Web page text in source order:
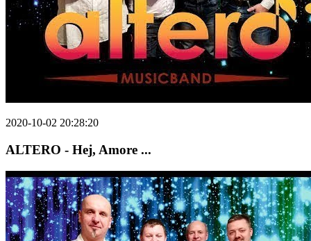
2020-10-02 20:28:20
ALTERO - Hej, Amore ...